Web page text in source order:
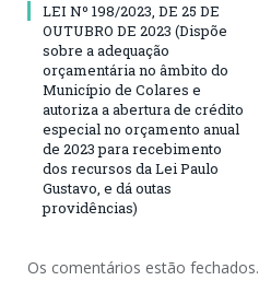
LEI Nº 198/2023, DE 25 DE
OUTUBRO DE 2023 (Dispõe
sobre a adequação
orçamentária no âmbito do
Município de Colares e
autoriza a abertura de crédito
especial no orçamento anual
de 2023 para recebimento
dos recursos da Lei Paulo
Gustavo, e dá outas
providências)
Os comentários estão fechados.